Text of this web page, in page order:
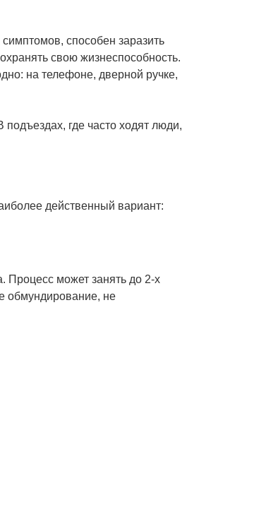
способен заразить
свою жизнеспособность.
на телефоне, дверной ручке,
где часто ходят люди,
действенный вариант:
Процесс может занять до 2-х
обмундирование, не